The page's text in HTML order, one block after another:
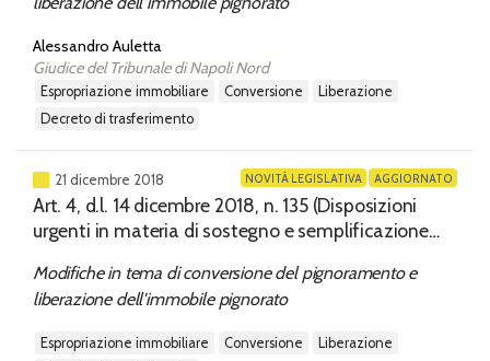
Alessandro Auletta
Giudice del Tribunale di Napoli Nord
espropriazione immobiliare conversione
liberazione
decreto di trasferimento
21 dicembre 2018 AGGIORNATO
NOVITÀ LEGISLATIVA
Art. 4, d.l. 14 dicembre 2018, n. 135 (Disposizioni
urgenti in materia di sostegno e semplificazione
ha introdotto alcune modifiche al Codice di
procedura civile.
Modifiche in tema di conversione del pignoramento e
liberazione dell'immobile pignorato
espropriazione immobiliare conversione
liberazione